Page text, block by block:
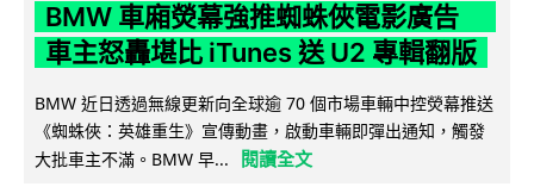
BMW 車廂熒幕強推蜘蛛俠電影廣告
車主怒轟堪比 iTunes 送 U2 專輯翻版
BMW 近日透過無線更新向全球逾 70 個市場車輛中控熒幕推送
《蜘蛛俠：英雄重生》宣傳動畫，啟動車輛即彈出通知，觸發
大批車主不滿。BMW 早...
閱讀全文